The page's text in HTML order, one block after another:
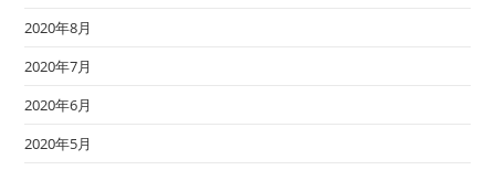
2020年8月
2020年7月
2020年6月
2020年5月